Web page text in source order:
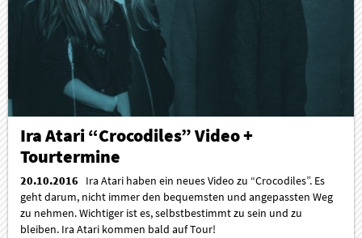
Ira Atari “Crocodiles” Video +
Tourtermine
20.10.2016
Ira Atari haben ein neues Video zu “Crocodiles”. Es
geht darum, nicht immer den bequemsten und angepassten Weg
zu nehmen. Wichtiger ist es, selbstbestimmt zu sein und zu
bleiben. Ira Atari kommen bald auf Tour!